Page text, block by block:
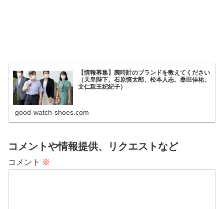
【情報募集】腕時計のブランドを教えてください
（天皇陛下、石原慎太郎、松本人志、桑田佳祐、
文仁親王妃紀子）
good-watch-shoes.com
コメントや情報提供、リクエストなど
コメント ※